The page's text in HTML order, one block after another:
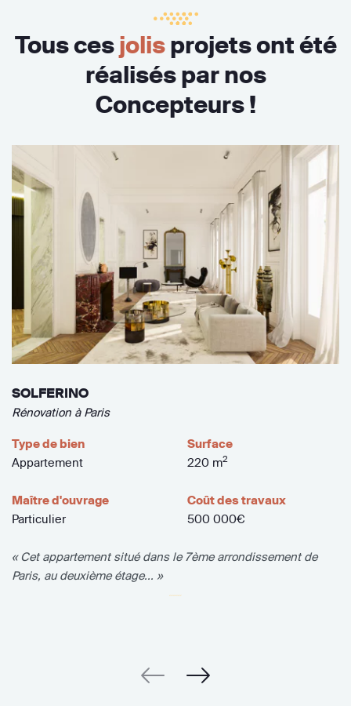
Tous cesjolisprojets ont été
réalisés par nos
Concepteurs !
SOLFERINO
Rénovation à Paris
Type de bien
Appartement
Surface
220 m2
Maître d'ouvrage
Particulier
Coût des travaux
500 000€
« Cet appartement situé dans le 7ème arrondissement de
Paris, au deuxième étage... »